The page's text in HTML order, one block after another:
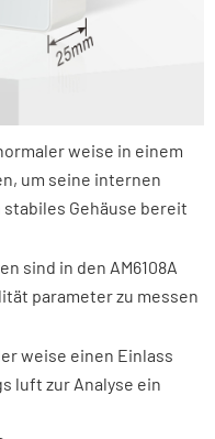
weise in einem
um seine internen
Gehäuse bereit
sind in den AM6108A
parameter zu messen
weise einen Einlass
luft zur Analyse ein